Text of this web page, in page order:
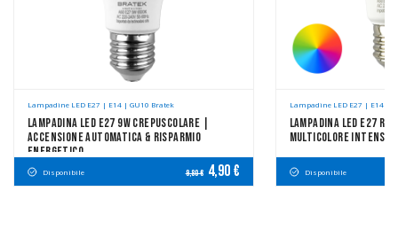
Lampadine LED E27 | E14 | GU10 Bratek
Lampadina LED E27 9W Crepuscolare |
Accensione Automatica & Risparmio
Energetico
Disponibile 9,80 € 4,90 €
Lampadine LED E27 | E14 |
Lampadina LED E27
Multicolore Intensa
Disponibile